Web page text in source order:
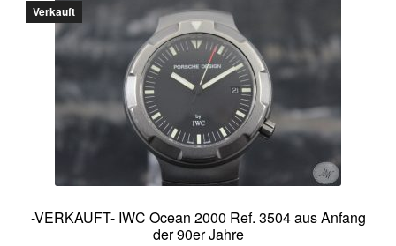
Verkauft
-VERKAUFT- IWC Ocean 2000 Ref. 3504 aus Anfang
der 90er Jahre